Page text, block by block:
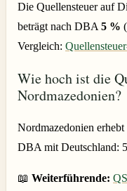
Die Quellensteuer auf
beträgt nach DBA5 %
Vergleich:
Wie hoch ist die
Nordmazedonien?
Nordmazedonien
DBA mit Deutschland:
📖 Weiterführende: